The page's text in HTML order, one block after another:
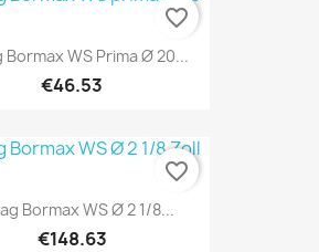
Bormax WS Prima Ø 20...
€46.53
favorite_border
Bormax WS Ø 2 1/8...
€148.63
favorite_border